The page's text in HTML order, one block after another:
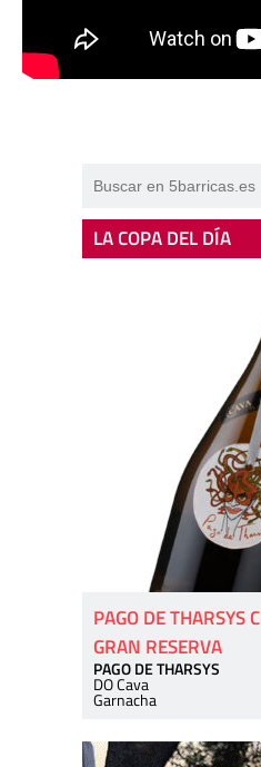
LA COPA DEL DÍA
PAGO DE THARSYS
GRAN RESERVA
PAGO DE THARSYS
DO Cava
Garnacha